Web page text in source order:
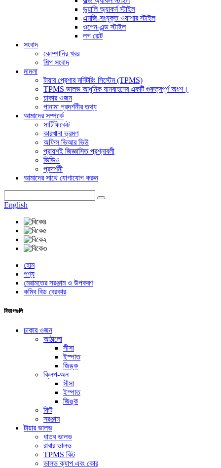
ডুয়ালি অ্যাকর্ন স্টাইল
এমজি-সংযুক্ত ওয়াশার স্টাইল
ওপেন-এন্ড স্টাইল
লগ বোল্ট
সংবাদ
কোম্পানির খবর
শিল্প সংবাদ
মামলা
টায়ার প্রেশার মনিটরিং সিস্টেম (TPMS)
TPMS ভালভ আধুনিক যানবাহনের একটি গুরুত্বপূর্ণ অংশ।
চাকার ওজন
পানামা প্রদর্শনীর তথ্য
আমাদের সম্পর্কে
সার্টিফিকেট
কারখানা ভ্রমণ
অফিস ভিআর ভিউ
প্রায়শই জিজ্ঞাসিত প্রশ্নাবলী
ভিডিও
প্রদর্শনী
আমাদের সাথে যোগাযোগ করুন
English
হোম
পণ্য
মেরামতের সরঞ্জাম ও উপকরণ
কম্বি বিড ব্রেকার
বিভাগগুলি
চাকার ওজন
আঠালো
সীসা
ইস্পাত
জিঙ্ক
ক্লিপ-অন
সীসা
ইস্পাত
জিঙ্ক
কিট
সরঞ্জাম
টায়ার ভালভ
ধাতব ভালভ
রাবার ভালভ
TPMS কিট
ভালভ ক্যাপ এবং কোর